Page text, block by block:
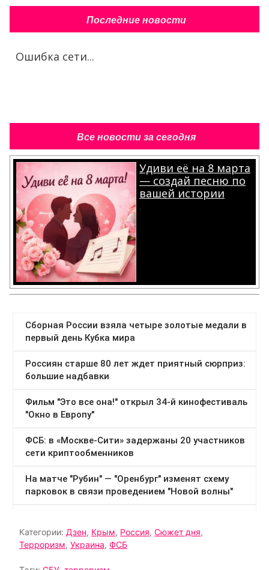
Последние новости
Ошибка сети...
Все новости за сегодня
Удиви её на 8 марта
— создай песню по
вашей истории
.
Категории: Дзен, Крым, Россия, Сюжет дня,
Терроризм, Украина, ФСБ